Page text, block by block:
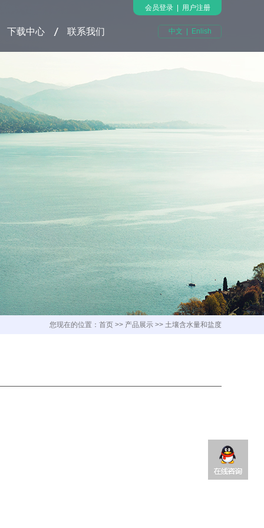
下载中心 联系我们
会员登录| 用户注册
中文 Enlish
您现在的位置： 首页 >> 产品展示 >> 土壤含水量和盐度